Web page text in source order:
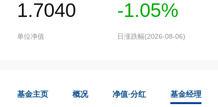
1.7040
单位净值
-1.05%
日涨跌幅(2026-08-06)
基金主页 概况 净值·分红 基金经理